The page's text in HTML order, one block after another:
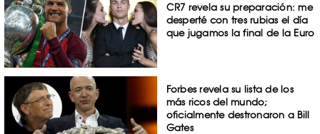
CR7 revela su preparación: me
desperté con tres rubias el día
que jugamos la final de la Euro
Forbes revela su lista de los
más ricos del mundo;
oficialmente destronaron a Bill
Gates